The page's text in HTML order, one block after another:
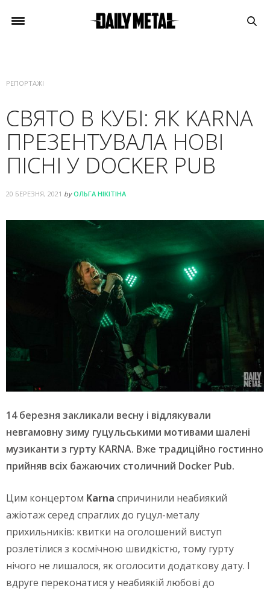
РЕПОРТАЖІ
СВЯТО В КУБІ: ЯК KARNA
ПРЕЗЕНТУВАЛА НОВІ
ПІСНІ У DOCKER PUB
20 БЕРЕЗНЯ, 2021 by ОЛЬГА НІКІТІНА
14 березня закликали весну і відлякували
невгамовну зиму гуцульськими мотивами шалені
музиканти з гурту KARNA. Вже традиційно гостинно
прийняв всіх бажаючих столичний Docker Pub.
Цим концертом Karna спричинили неабиякий
ажіотаж серед спраглих до гуцул-металу
прихильників: квитки на оголошений виступ
розлетілися з космічною швидкістю, тому гурту
нічого не лишалося, як оголосити додаткову дату. І
вдруге переконатися у неабиякій любові до